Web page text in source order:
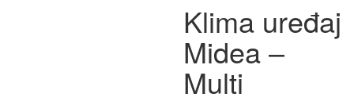
Klima uređaj
Midea –
Multi